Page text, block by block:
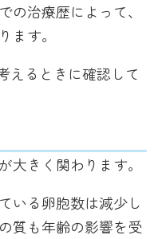
の治療歴によって、
ます。
えるときに確認して
大きく関わります。
いる卵胞数は減少し
質も年齢の影響を受